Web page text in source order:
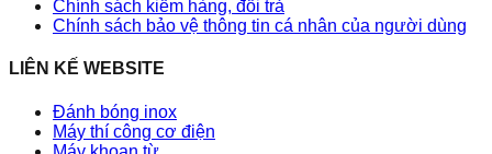
Chính sách kiểm hàng, đổi trả
Chính sách bảo vệ thông tin cá nhân của người dùng
LIÊN KẾ WEBSITE
Đánh bóng inox
Máy thí công cơ điện